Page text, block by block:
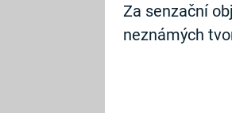
Za senzační
neznámých